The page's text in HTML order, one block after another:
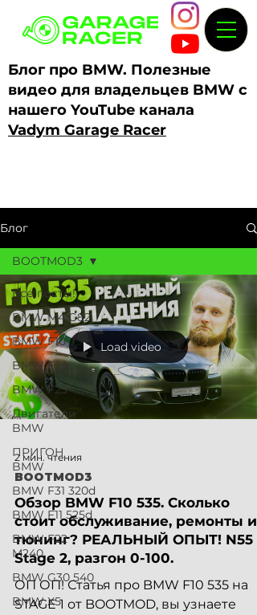
Блог про BMW. Полезные
видео для владельцев BMW с
нашего YouTube канала
Vadym Garage Racer
Блог
Все посты!
BMW M4 G82
BMW F10
BMW F30
BMW F23
Двигатели
BMW
ПРИГОН
BMW
BMW F31 320d
BMW F11 525d
BMW F22
M240
BMW G30 540
BMW X5
BOOTMOD3
Load video
2 мин. чтения
BOOTMOD3
Обзор BMW F10 535. Сколько
стоит обслуживание, ремонты и
тюнинг? РЕАЛЬНЫЙ ОПЫТ! N55
Stage 2, разгон 0-100.
ОП ОП! Статья про BMW F10 535 на
STAGE 1 от BOOTMOD, вы узнаете